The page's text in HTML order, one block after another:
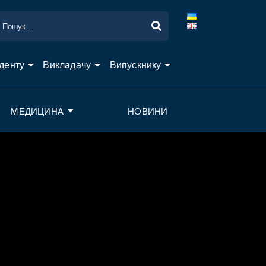
Викладачу Випускнику
МЕДИЦИНА НОВИНИ